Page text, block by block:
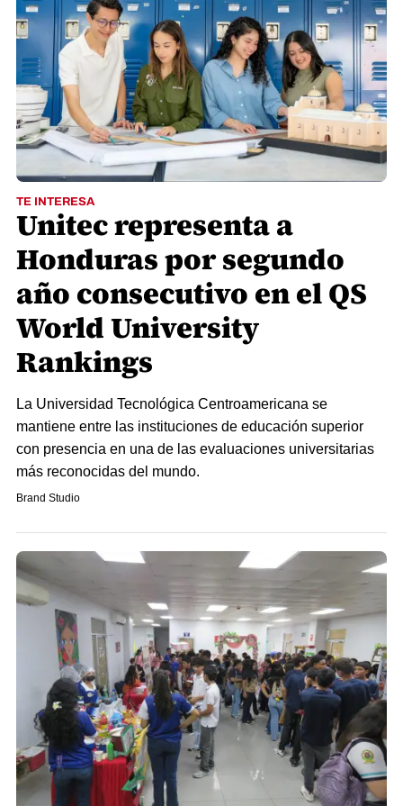
TE INTERESA
Unitec representa a
Honduras por segundo
año consecutivo en el QS
World University
Rankings
La Universidad Tecnológica Centroamericana se
mantiene entre las instituciones de educación superior
con presencia en una de las evaluaciones universitarias
más reconocidas del mundo.
Brand Studio